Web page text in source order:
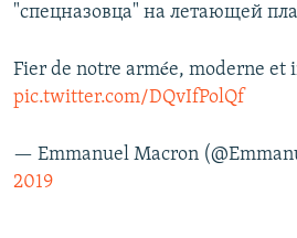
"спецназовца" на летающей
Fier de notre armée, moderne et
pic.twitter.com/DQvIfPolQf
— Emmanuel Macron
2019